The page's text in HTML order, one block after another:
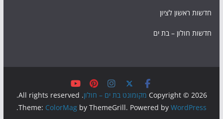
חדשות ראשון לציון
חדשות חולון – בת ים
Copyright © 2026 מקומונט בת ים – חולון. All rights reserved.
Theme: ColorMag by ThemeGrill. Powered byWordPress
.